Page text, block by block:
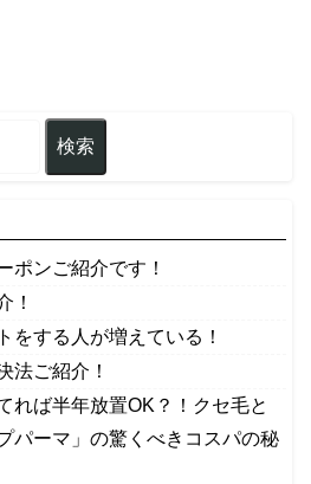
ポンご紹介です！
！
をする人が増えている！
法ご紹介！
れば半年放置OK？！クセ毛と
パーマ」の驚くべきコスパの秘